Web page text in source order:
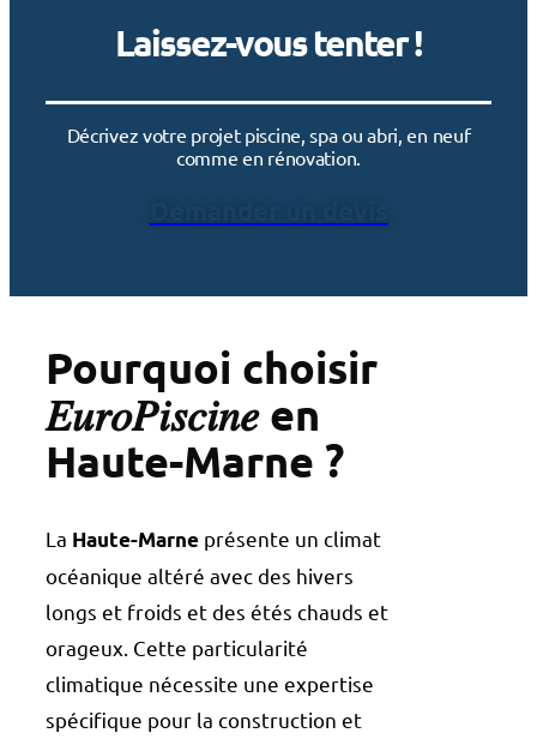
Laissez-vous tenter !
Décrivez votre projet piscine, spa ou abri, en neuf
comme en rénovation.
Pourquoi choisir
𝐸𝑢𝑟𝑜𝑃𝑖𝑠𝑐𝑖𝑛𝑒 en
Haute-Marne ?
La Haute-Marne présente un climat
océanique altéré avec des hivers
longs et froids et des étés chauds et
orageux. Cette particularité
climatique nécessite une expertise
spécifique pour la construction et